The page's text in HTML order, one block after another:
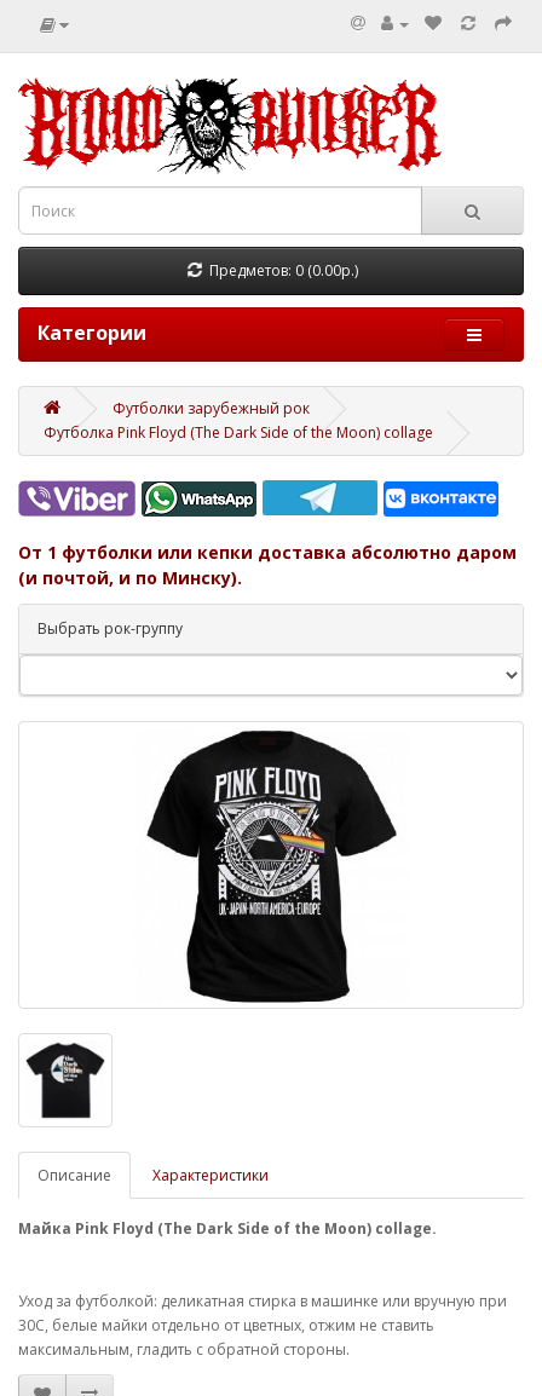
Предметов: 0 (0.00р.)
Категории
Футболки зарубежный рок
Футболка Pink Floyd (The Dark Side of the Moon) collage
От 1 футболки или кепки доставка абсолютно даром
(и почтой, и по Минску).
Выбрать рок-группу
Описание Характеристики
Майка Pink Floyd (The Dark Side of the Moon) collage.
Уход за футболкой: деликатная стирка в машинке или вручную при
30С, белые майки отдельно от цветных, отжим не ставить
максимальным, гладить с обратной стороны.